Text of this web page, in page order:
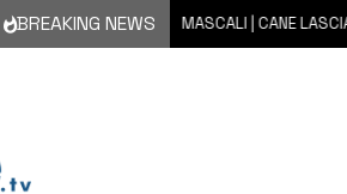
BREAKING NEWS
9 AGOSTO 2026 MASCALI | CANE